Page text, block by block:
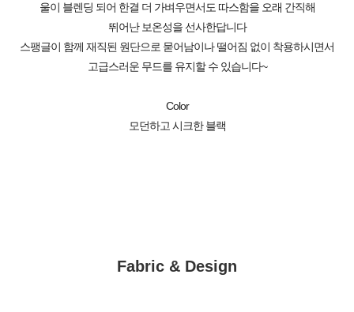
울이 블렌딩 되어 한결 더 가벼우면서도 따스함을 오래 간직해
뛰어난 보온성을 선사한답니다
스팽글이 함께 재직된 원단으로 묻어남이나 떨어짐 없이 착용하시면서
고급스러운 무드를 유지할 수 있습니다~
Color
모던하고 시크한 블랙
Fabric & Design